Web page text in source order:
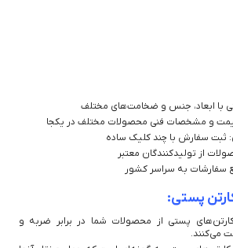
با ابعاد، جنس و ضخامت‌های مختلف
و مشخصات فنی محصولات مختلف در یکجا
ثبت سفارش با چند کلیک ساده
از تولیدکنندگان معتبر
سفارشات به سراسر کشور
پستی:
پستی از محصولات شما در برابر ضربه و
می‌کنند.